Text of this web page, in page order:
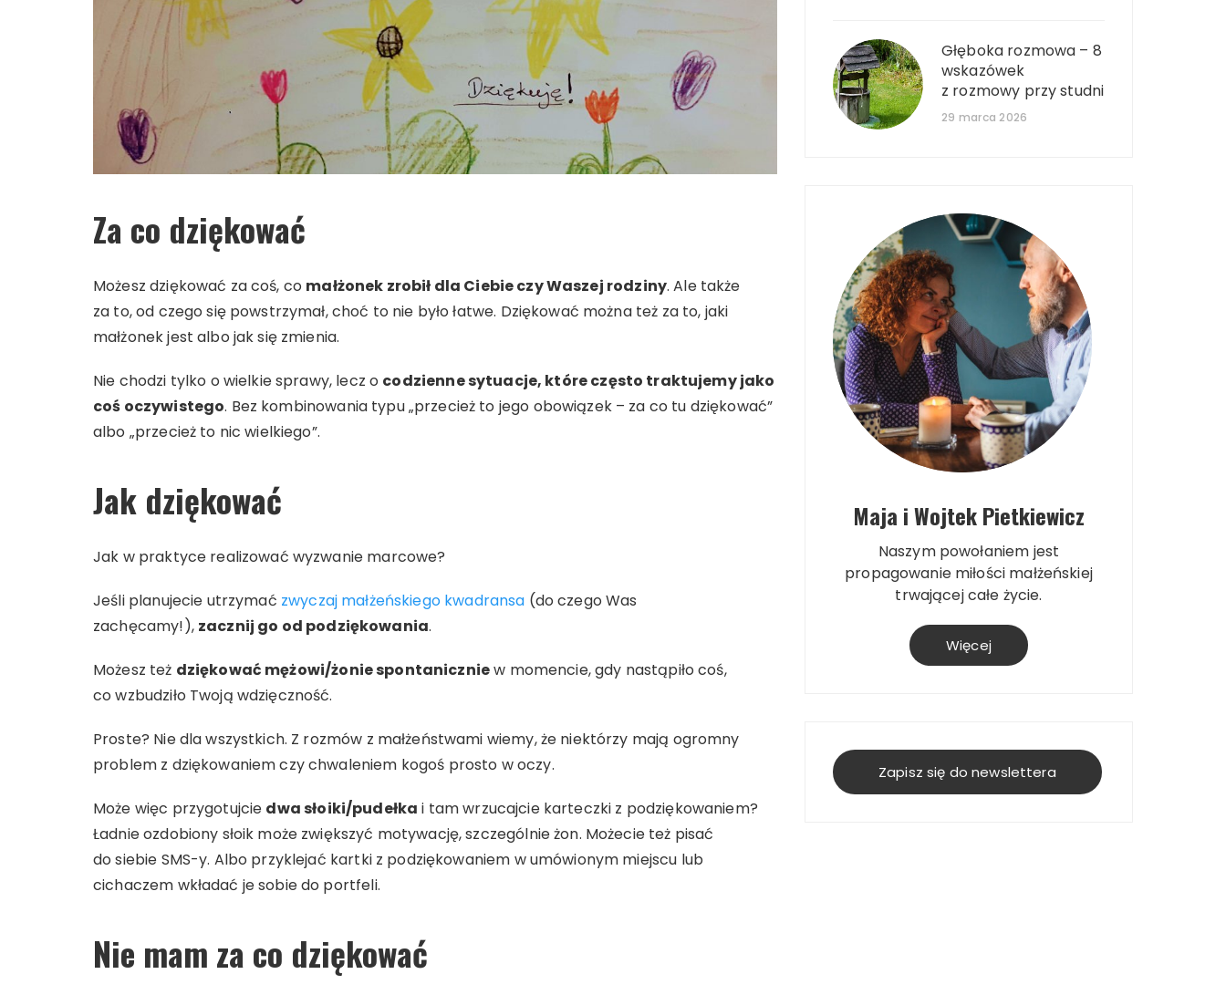
Za co dziękować
Możesz dziękować za coś, co małżonek zrobił dla Ciebie czy Waszej rodziny. Ale także
za to, od czego się powstrzymał, choć to nie było łatwe. Dziękować można też za to, jaki
małżonek jest albo jak się zmienia.
Nie chodzi tylko o wielkie sprawy, lecz o codzienne sytuacje, które często traktujemy jako
coś oczywistego. Bez kombinowania typu „przecież to jego obowiązek – za co tu dziękować”
albo „przecież to nic wielkiego”.
Jak dziękować
Jak w praktyce realizować wyzwanie marcowe?
Jeśli planujecie utrzymać zwyczaj małżeńskiego kwadransa (do czego Was
zachęcamy!), zacznij go od podziękowania.
Możesz też dziękować mężowi/żonie spontaniczniew momencie, gdy nastąpiło coś,
co wzbudziło Twoją wdzięczność.
Proste? Nie dla wszystkich. Z rozmów z małżeństwami wiemy, że niektórzy mają ogromny
problem z dziękowaniem czy chwaleniem kogoś prosto w oczy.
Może więc przygotujcie dwa słoiki/pudełka i tam wrzucajcie karteczki z podziękowaniem?
Ładnie ozdobiony słoik może zwiększyć motywację, szczególnie żon. Możecie też pisać
do siebie SMS-y. Albo przyklejać kartki z podziękowaniem w umówionym miejscu lub
cichaczem wkładać je sobie do portfeli.
Nie mam za co dziękować
Głęboka rozmowa – 8
wskazówek
z rozmowy przy studni
29 marca 2026
Maja i Wojtek Pietkiewicz
Naszym powołaniem jest
propagowanie miłości małżeńskiej
trwającej całe życie.
Więcej
Zapisz się do newslettera